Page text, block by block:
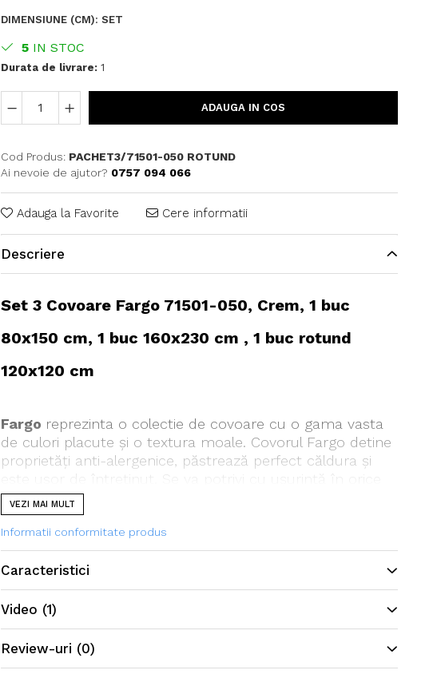
DIMENSIUNE (CM): SET
5IN STOC
Durata de livrare:1
ADAUGA IN COS
Cod Produs: PACHET3/71501-050 ROTUND
Ai nevoie de ajutor? 0757 094 066
Adauga la Favorite Cere informatii
Descriere
Set 3 Covoare Fargo 71501-050, Crem, 1 buc
80x150 cm, 1 buc 160x230 cm , 1 buc rotund
120x120 cm
Fargo reprezinta o colectie de covoare cu o gama vasta
de culori placute și o textura moale. Covorul Fargo detine
proprietăți anti-alergenice, păstrează perfect căldura și
este usor de întreținut. Se va potrivi cu ușurință în orice
interior.
VEZI MAI MULT
Informatii conformitate produs
Caracteristici
Video (1)
Review-uri (0)